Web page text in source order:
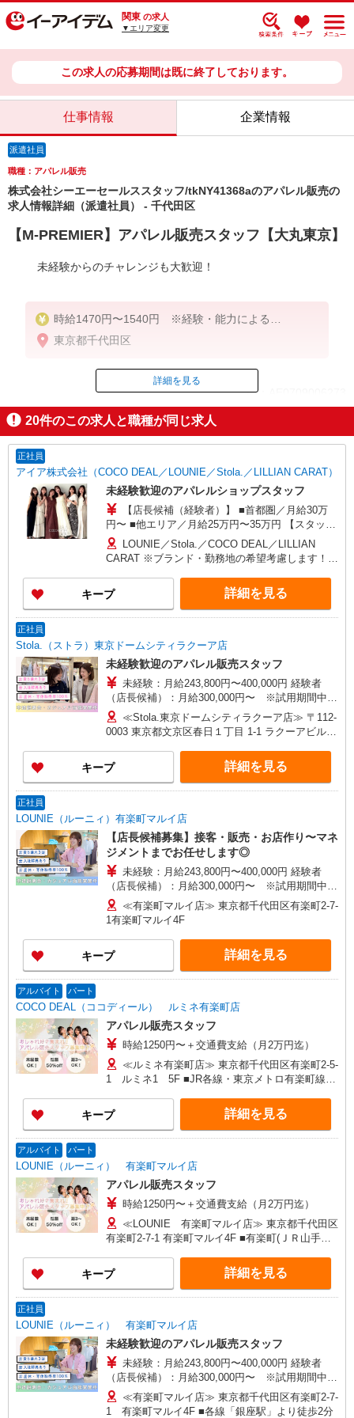
関東 の求人
▼エリア変更
この求人の応募期間は既に終了しております。
仕事情報 企業情報
派遣社員
職種：アパレル販売
株式会社シーエーセールススタッフ/tkNY41368aのアパレル販売の
求人情報詳細（派遣社員） - 千代田区
【M-PREMIER】アパレル販売スタッフ【大丸東京】
未経験からのチャレンジも大歓迎！
時給1470円〜1540円 ※経験・能力による
【月収例】時給1,540円×8時間×20日＝246,400円
東京都千代田区
ID：AE0709006273
掲載期間終了
詳細を見る
20件のこの求人と職種が同じ求人
正社員
アイア株式会社（COCO DEAL／LOUNIE／Stola.／LILLIAN CARAT）
未経験歓迎のアパレルショップスタッフ
【店長候補（経験者）】 ■首都圏／月給30万
円〜 ■他エリア／月給25万円〜35万円 【スタッ
フ】 ■首都圏／月給24万3,800円〜40万円 ■大阪／
月給23万3,500円〜35万円 ■京都、兵庫、愛知、岐
阜、福岡／月給22万7,800円〜35万円 ■他エリア／
月給22万2,100円〜35万円 固定残業手当含む（1ヶ
月あたり20時間）※超過時は追加支給 首都圏エリ
ア：30,800円 大阪：29,500円 京都、兵庫、愛知、
考慮 ※試用期間3ヶ月も同条件（首都圏：店長候
補は月給27万円〜）
LOUNIE／Stola.／COCO DEAL／LILLIAN
CARAT ※ブランド・勤務地の希望考慮します！※
道、宮城（仙台）、愛知、大阪、兵庫、京都、和
歌山、岡山、広島、愛媛、福岡、長崎、宮崎、熊
本などの各店舗で募集しています。 【COCO
ルミネ池袋店／ルミネ横浜／ルミネ大宮店／ルミ
ネ有楽町店 ルミネ立川店／ルミネ町田店／池袋
PARCO店／東京スカイツリータウン・ソラマチ店
イクスピアリ店／イオンレイクタウン店／ジョイ
ナス店／テラスモール湘南店 タカシマヤ ゲートタ
ワーモール店／イオン大高SC店 なんばCITY店／
天王寺MIO店／阪神梅田本店／京都ポルタ店／阪
番街店／ミナモア広島店／博多阪急店／天神ソラ
リアプラザ店 ▽他、詳しくは備考をご参照くださ
い。
キープ 詳細を見る
正社員
Stola.（ストラ）東京ドームシティラクーア店
未経験歓迎のアパレル販売スタッフ
未経験：月給243,800円〜400,000円 経験者
（店長候補）：月給300,000円〜 ※試用期間中は
270,000円〜 ★固定残業手当：30,800円（月給に
含む） ※経験・能力考慮 ※固定残業時間は1ヶ月
あたり20時間、超過時は追加で残業手当支給 ※月
3万円まで交通費支給 ※試用期間（2〜3ヶ月）も
同条件 【手当】固定残業手当／資格手当／店舗職
制手当／住宅手当（実家外かつ賃貸の場合のみ別
当の種類はエリアにより異なります。詳細は面接
時にお尋ねください。 ＼入社３大特典キャンペー
ン実施中！／※詳細は備考欄にて
≪Stola.東京ドームシティラクーア店≫ 〒112-
0003 東京都文京区春日１丁目 1-1 ラクーアビル3
キープ 詳細を見る
正社員
LOUNIE（ルーニィ）有楽町マルイ店
【店長候補募集】接客・販売・お店作り〜マネ
ジメントまでお任せします◎
未経験：月給243,800円〜400,000円 経験者
（店長候補）：月給300,000円〜 ※試用期間中は
270,000円〜 ★固定残業手当：30,800円（月給に
含む） ※経験・能力考慮 ※固定残業時間は1ヶ月
あたり20時間、超過時は追加で残業手当支給 ※月
3万円まで交通費支給 ※試用期間（2〜3ヶ月）も
同条件 【手当】固定残業手当／資格手当／店舗職
制手当／住宅手当（実家外かつ賃貸の場合のみ別
当の種類はエリアにより異なります。詳細は面接
時にお尋ねください。
≪有楽町マルイ店≫ 東京都千代田区有楽町2-7-
1有楽町マルイ4F
キープ 詳細を見る
アルバイト パート
COCO DEAL（ココディール） ルミネ有楽町店
アパレル販売スタッフ
時給1250円〜＋交通費支給（月2万円迄）
≪ルミネ有楽町店≫ 東京都千代田区有楽町2-5-
1 ルミネ1 5F ■JR各線・東京メトロ有楽町線
キープ 詳細を見る
アルバイト パート
LOUNIE（ルーニィ） 有楽町マルイ店
アパレル販売スタッフ
時給1250円〜＋交通費支給（月2万円迄）
≪LOUNIE 有楽町マルイ店≫ 東京都千代田区
有楽町2-7-1 有楽町マルイ4F ■有楽町(ＪＲ山手線)
口(約2分) ■有楽町(ＪＲ京浜東北線)中央口(約2分)
キープ 詳細を見る
正社員
LOUNIE（ルーニィ） 有楽町マルイ店
未経験歓迎のアパレル販売スタッフ
未経験：月給243,800円〜400,000円 経験者
（店長候補）：月給300,000円〜 ※試用期間中は
270,000円〜 ★固定残業手当：30,800円（月給に
含む） ※経験・能力考慮 ※固定残業時間は1ヶ月
≪有楽町マルイ店≫ 東京都千代田区有楽町2-7-
1 有楽町マルイ4F ■各線「銀座駅」より徒歩2分